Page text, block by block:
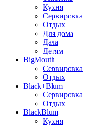
Кухня
Сервировка
Отдых
Для дома
Дача
Детям
BigMouth
Сервировка
Отдых
Black+Blum
Сервировка
Отдых
BlackBlum
Кухня